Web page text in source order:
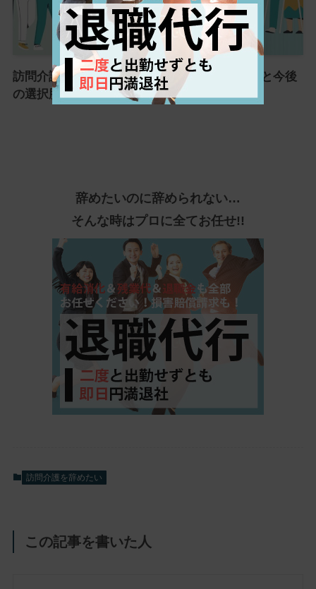
訪問介護(ヘルパー)を辞めたい！よくある理由と今後
の選択肢を徹底解説！
辞めたいのに辞められない…
そんな時はプロに全てお任せ!!
訪問介護を辞めたい
この記事を書いた人